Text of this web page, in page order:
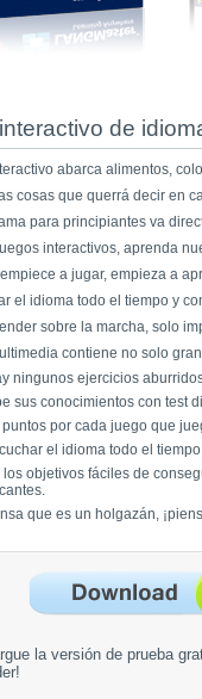
de
abarca alimentos,
cosas que querrá decir en
para principiantes va
interactivos, aprenda
a jugar, empieza a
el idioma todo el tiempo y
sobre la marcha, solo
contiene no solo
ningunos ejercicios
sus conocimientos con test
por cada juego que
el idioma todo el
los objetivos fáciles de
que es un holgazán,
la versión de prueba